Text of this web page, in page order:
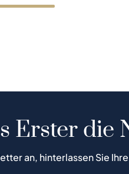
Erster die
an, hinterlassen Sie